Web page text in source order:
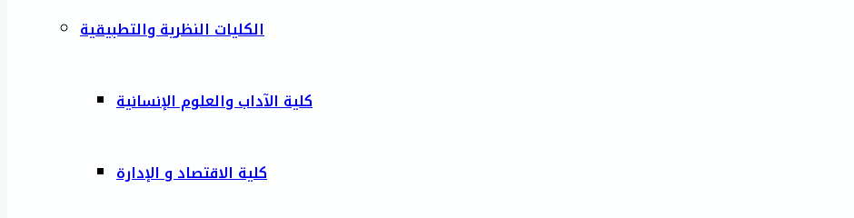
الكليات النظرية والتطبيقية
كلية الآداب والعلوم الإنسانية
كلية الاقتصاد و الإدارة